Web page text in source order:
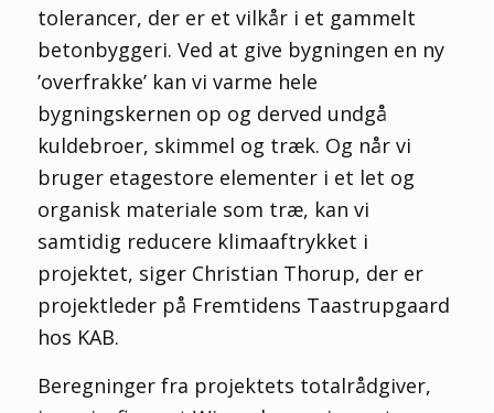
tolerancer, der er et vilkår i et gammelt
betonbyggeri. Ved at give bygningen en ny
’overfrakke’ kan vi varme hele
bygningskernen op og derved undgå
kuldebroer, skimmel og træk. Og når vi
bruger etagestore elementer i et let og
organisk materiale som træ, kan vi
samtidig reducere klimaaftrykket i
projektet, siger Christian Thorup, der er
projektleder på Fremtidens Taastrupgaard
hos KAB.
Beregninger fra projektets totalrådgiver,